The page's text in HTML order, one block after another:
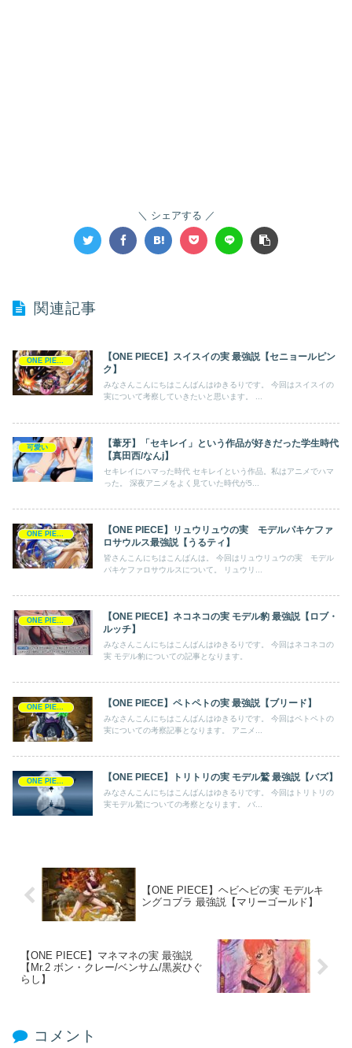
シェアする
関連記事
ONE PIECE
【ONE PIECE】スイスイの実 最強説【セニョールピン
ク】
みなさんこんにちはこんばんはゆきるりです。 今回はスイスイの
実について考察していきたいと思います。 ...
可愛い
【葦牙】「セキレイ」という作品が好きだった学生時代
【真田西/なんj】
セキレイにハマった時代 セキレイという作品。私はアニメでハマ
った。 深夜アニメをよく見ていた時代が5...
ONE PIECE
【ONE PIECE】リュウリュウの実 モデルパキケファ
ロサウルス最強説【うるティ】
皆さんこんにちはこんばんは。 今回はリュウリュウの実 モデル
パキケファロサウルスについて。 リュウリ...
ONE PIECE
【ONE PIECE】ネコネコの実 モデル豹 最強説【ロブ・
ルッチ】
みなさんこんにちはこんばんはゆきるりです。 今回はネコネコの
実 モデル豹についての記事となります。
【ONE PIECE】ペトペトの実 最強説【ブリード】
みなさんこんにちはこんばんはゆきるりです。 今回はペトペトの
実についての考察記事となります。 アニメ...
【ONE PIECE】トリトリの実 モデル鷲 最強説【バズ】
みなさんこんにちはこんばんはゆきるりです。 今回はトリトリの
実モデル鷲についての考察となります。 バ...
【ONE PIECE】ヘビヘビの実 モデルキ
ングコブラ 最強説【マリーゴールド】
【ONE PIECE】マネマネの実 最強説
【Mr.2 ボン・クレー/ベンサム/黒炭ひぐ
らし】
コメント